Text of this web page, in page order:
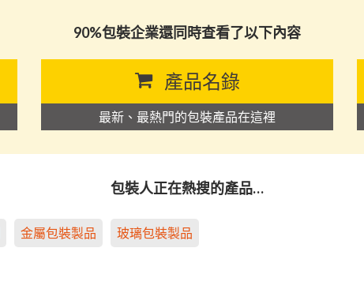
90%包裝企業還同時查看了以下內容
產品名錄
最新、最熱門的包裝產品在這裡
包裝人正在熱搜的產品…
金屬包裝製品 玻璃包裝製品